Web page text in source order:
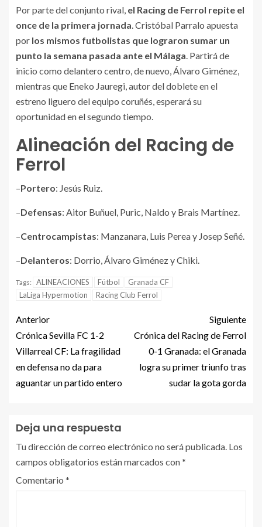
Por parte del conjunto rival, el Racing de Ferrol repite el
once de la primera jornada. Cristóbal Parralo apuesta
por los mismos futbolistas que lograron sumar un
punto la semana pasada ante el Málaga. Partirá de
inicio como delantero centro, de nuevo, Álvaro Giménez,
mientras que Eneko Jauregi, autor del doblete en el
estreno liguero del equipo coruñés, esperará su
oportunidad en el segundo tiempo.
Alineación del Racing de
Ferrol
–Portero: Jesús Ruiz.
–Defensas: Aitor Buñuel, Puric, Naldo y Brais Martínez.
–Centrocampistas: Manzanara, Luis Perea y Josep Señé.
–Delanteros: Dorrio, Álvaro Giménez y Chiki.
Tags: ALINEACIONES Fútbol
Granada CF
LaLiga Hypermotion
Racing Club Ferrol
Anterior
Crónica Sevilla FC 1-2
Villarreal CF: La fragilidad
en defensa no da para
aguantar un partido entero
Siguiente
Crónica del Racing de Ferrol
0-1 Granada: el Granada
logra su primer triunfo tras
sudar la gota gorda
Deja una respuesta
Tu dirección de correo electrónico no será publicada. Los
campos obligatorios están marcados con*
Comentario *